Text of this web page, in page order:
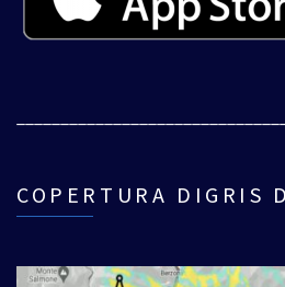
COPERTURA DIGRIS